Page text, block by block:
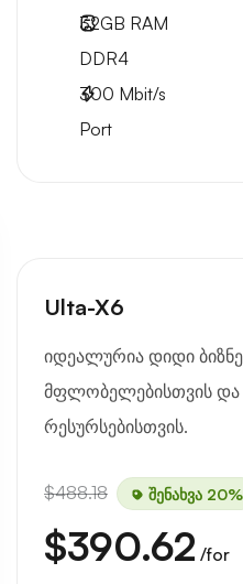
32GB RAM
DDR4
300 Mbit/s
Port
Ulta-X6
იდეალურია დიდი
მფლობელებისთვის და
რესურსებისთვის.
$488.18 შენახვა 20%
$390.62 /for